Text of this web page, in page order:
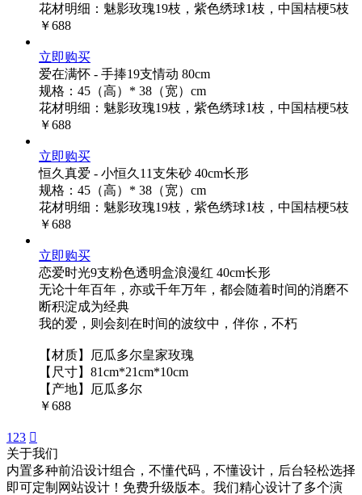
花材明细：魅影玫瑰19枝，紫色绣球1枝，中国桔梗5枝
￥688
立即购买
爱在满怀 - 手捧19支情动 80cm
规格：45（高）* 38（宽）cm
花材明细：魅影玫瑰19枝，紫色绣球1枝，中国桔梗5枝
￥688
立即购买
恒久真爱 - 小恒久11支朱砂 40cm长形
规格：45（高）* 38（宽）cm
花材明细：魅影玫瑰19枝，紫色绣球1枝，中国桔梗5枝
￥688
立即购买
恋爱时光9支粉色透明盒浪漫红 40cm长形
无论十年百年，亦或千年万年，都会随着时间的消磨不
断积淀成为经典
我的爱，则会刻在时间的波纹中，伴你，不朽
【材质】厄瓜多尔皇家玫瑰
【尺寸】81cm*21cm*10cm
【产地】厄瓜多尔
￥688
1 23 
关于我们
内置多种前沿设计组合，不懂代码，不懂设计，后台轻松选择
即可定制网站设计！免费升级版本。我们精心设计了多个演